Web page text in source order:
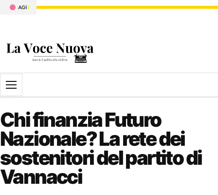
Apri il menu
Chi finanzia Futuro
Nazionale? La rete dei
sostenitori del partito di
Vannacci